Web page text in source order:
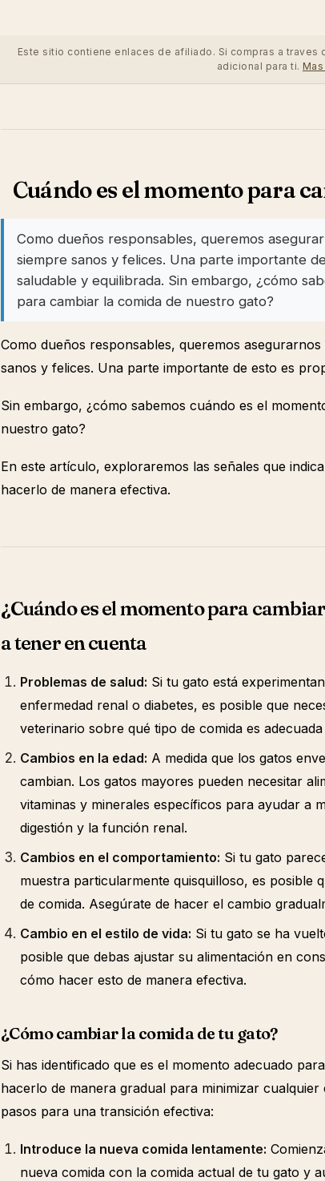
Este sitio contiene enlaces de afiliado. Si compras a
adicional para ti.
Cuándo es el momento para
Como dueños responsables, queremos
siempre sanos y felices. Una parte importante
saludable y equilibrada. Sin embargo, ¿cómo
para cambiar la comida de nuestro gato?
Como dueños responsables, queremos
sanos y felices. Una parte importante de esto es
Sin embargo, ¿cómo sabemos cuándo es el
nuestro gato?
En este artículo, exploraremos las señales que
hacerlo de manera efectiva.
¿Cuándo es el momento para
a tener en cuenta
Problemas de salud: Si tu gato está
enfermedad renal o diabetes, es posible que
veterinario sobre qué tipo de comida es
Cambios en la edad: A medida que los gatos
cambian. Los gatos mayores pueden necesitar
vitaminas y minerales específicos para ayudar a
digestión y la función renal.
Cambios en el comportamiento: Si tu gato
muestra particularmente quisquilloso, es posible
de comida. Asegúrate de hacer el cambio
Cambio en el estilo de vida: Si tu gato se ha
posible que debas ajustar su alimentación en
cómo hacer esto de manera efectiva.
¿Cómo cambiar la comida de tu gato?
Si has identificado que es el momento adecuado
hacerlo de manera gradual para minimizar
pasos para una transición efectiva:
Introduce la nueva comida lentamente:
nueva comida con la comida actual de tu gato y